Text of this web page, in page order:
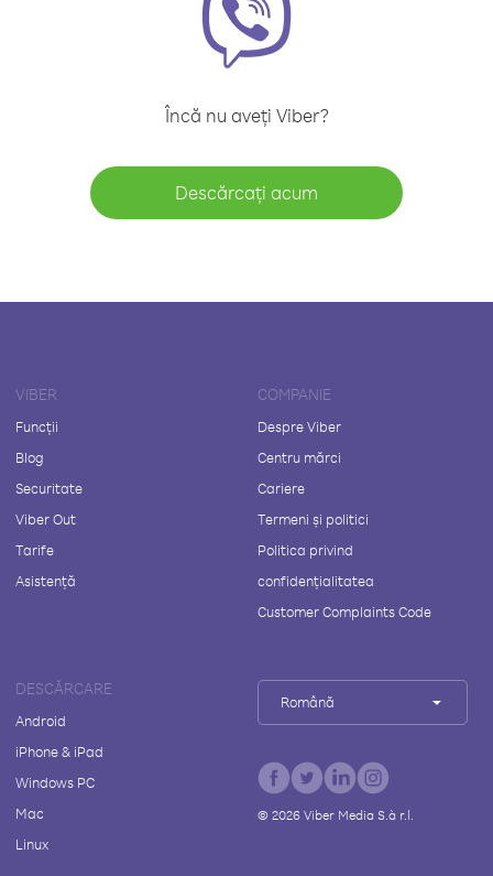
Încă nu aveți Viber?
Descărcați acum
VIBER
Funcții
Blog
Securitate
Viber Out
Tarife
Asistență
COMPANIE
Despre Viber
Centru mărci
Cariere
Termeni și politici
Politica privind
confidențialitatea
Customer Complaints Code
DESCĂRCARE
Android
iPhone & iPad
Windows PC
Mac
Linux
Română
© 2026Viber Media S.à r.l.